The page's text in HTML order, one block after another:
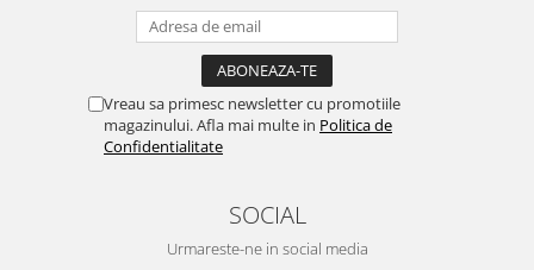
Vreau sa primesc newsletter cu promotiile
magazinului. Afla mai multe in Politica de
Confidentialitate
SOCIAL
Urmareste-ne in social media